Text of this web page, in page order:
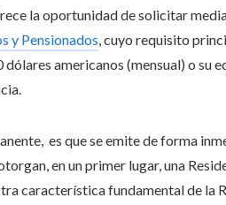
la oportunidad de solicitar
y Pensionados, cuyo requisito
americanos (mensual) o su
es que se emite de forma
en un primer lugar, una
característica fundamental de la